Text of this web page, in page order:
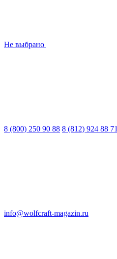
Не выбрано
8 (800) 250 90 88 8 (812) 924 88 71
info@wolfcraft-magazin.ru